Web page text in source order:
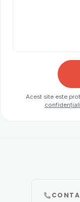
Acest site este